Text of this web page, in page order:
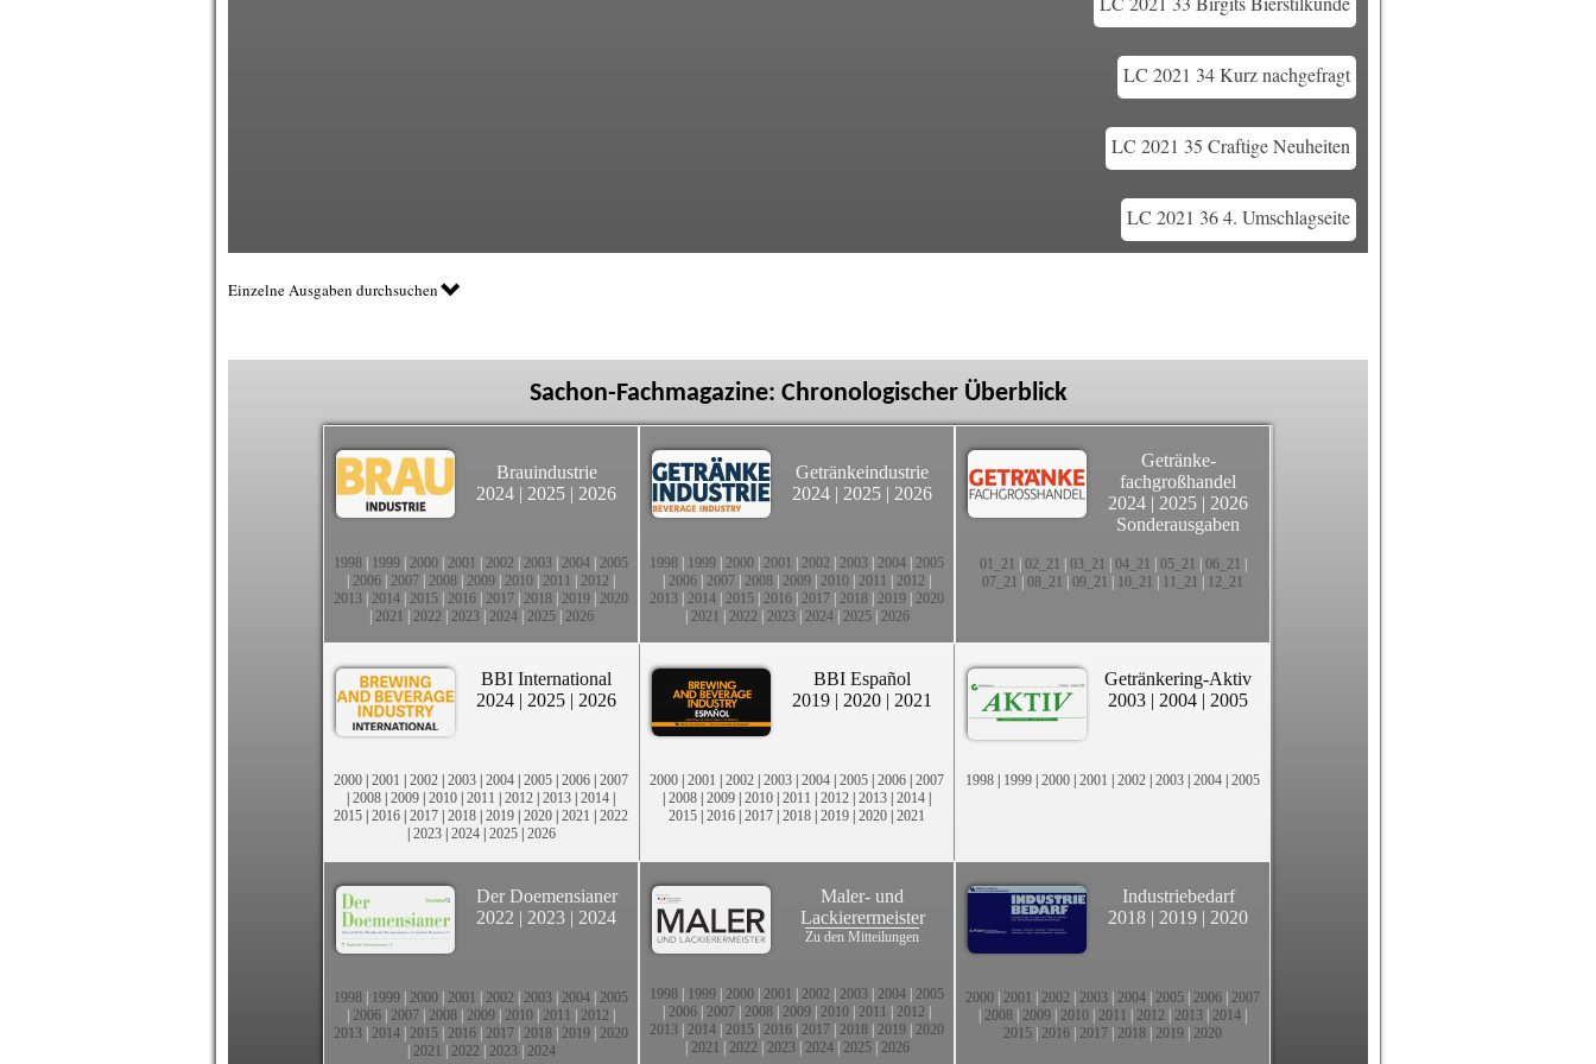
LC 2021 34 Kurz nachgefragt
LC 2021 35 Craftige Neuheiten
LC 2021 36 4. Umschlagseite
Einzelne Ausgaben durchsuchen
Sachon-Fachmagazine: Chronologischer Überblick
Brauindustrie
2024 | 2025 | 2026
1998 1999 2000 2001 2002 2003 2004 2005
2006 2007 2008 2009 2010 2011 2012
2013 2014 2015 2016 2017 2018 2019 2020
2021 2022 2023| 2024| 2025| 2026
Getränkeindustrie
2024 | 2025 | 2026
1998 1999 2000 2001 2002 2003 2004 2005
2006 2007 2008 2009 2010 2011 2012
2013 2014 2015 2016 2017 2018 2019 2020
2021 2022 2023| 2024| 2025| 2026
Getränke-
fachgroßhandel
2024 | 2025 | 2026
Sonderausgaben
01_21 02_21 03_21 04_21 05_21 06_21
07_21
08_21 09_21 10_21 11_21 12_21
BBI International
2024 | 2025 | 2026
2000 | 2001 | 2002 | 2003 | 2004 | 2005 | 2006 | 2007
| 2008 | 2009 | 2010 | 2011 | 2012 | 2013 | 2014 |
2015 | 2016 | 2017 | 2018 | 2019 | 2020 | 2021 | 2022
| 2023| 2024| 2025| 2026
BBI Español
2019 | 2020 | 2021
2000 | 2001 | 2002 | 2003 | 2004 | 2005 | 2006 | 2007
| 2008 | 2009 | 2010 | 2011 | 2012 | 2013 | 2014 |
2015 | 2016 | 2017 | 2018 | 2019 | 2020 | 2021
Getränkering-Aktiv
2003 | 2004 | 2005
1998 | 1999 | 2000 | 2001 | 2002 | 2003 | 2004 | 2005
Der Doemensianer
2022 | 2023 | 2024
1998 1999 2000 2001 2002 2003 2004 2005
2006 2007 2008 2009 2010 2011 2012
2013 2014 2015 2016 2017 2018 2019 2020
2021 2022 2023| 2024
Maler- und
Lackierermeister
Zu den Mitteilungen
1998 1999 2000 2001 2002 2003 2004 2005
2006 2007 2008 2009 2010 2011 2012
2013 2014 2015 2016 2017 2018 2019 2020
2021 2022 2023| 2024| 2025| 2026
Industriebedarf
2018 | 2019 | 2020
2000 2001 2002 2003 2004 2005 2006 2007
2008 2009 2010 2011 2012 2013 2014
2015 2016 2017 2018 2019 2020